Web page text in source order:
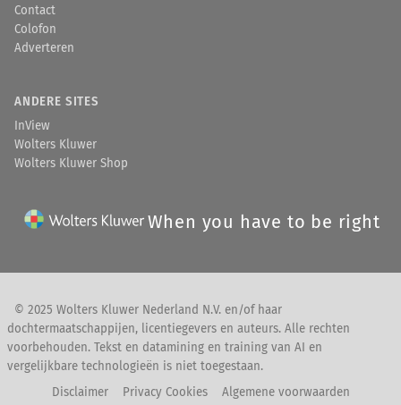
Contact
Colofon
Adverteren
ANDERE SITES
InView
Wolters Kluwer
Wolters Kluwer Shop
When you have to be right
© 2025 Wolters Kluwer Nederland N.V. en/of haar
dochtermaatschappijen, licentiegevers en auteurs. Alle rechten
voorbehouden. Tekst en datamining en training van AI en
vergelijkbare technologieën is niet toegestaan.
Disclaimer
Privacy Cookies Algemene voorwaarden